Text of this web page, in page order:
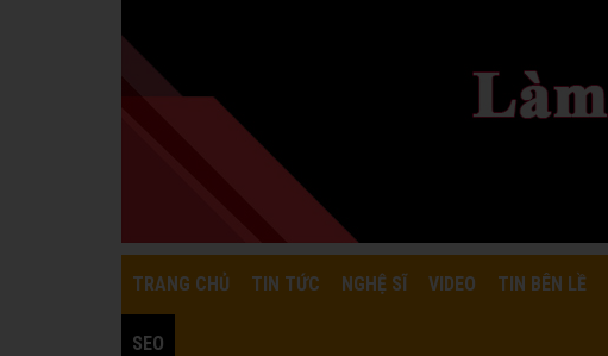
TRANG CHỦ TIN TỨC NGHỆ SĨ VIDEO TIN BÊN LỀ
SEO